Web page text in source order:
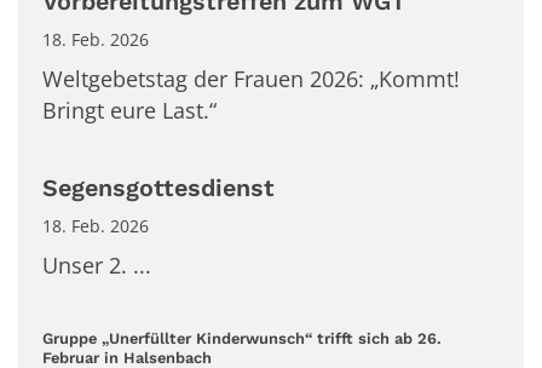
18. Feb. 2026
Weltgebetstag der Frauen 2026: „Kommt!
Bringt eure Last.“
Segensgottesdienst
18. Feb. 2026
Unser 2. ...
Gruppe „Unerfüllter Kinderwunsch“ trifft sich ab 26.
Februar in Halsenbach